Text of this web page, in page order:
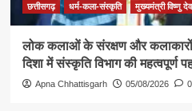
छत्तीसगढ़ धर्म-कला-संस्कृति मुख्यमंत्री विष्णु
लोक कलाओं के संरक्षण और
दिशा में संस्कृति विभाग की महत्वपूर्ण
Apna Chhattisgarh 05/08/2026 0